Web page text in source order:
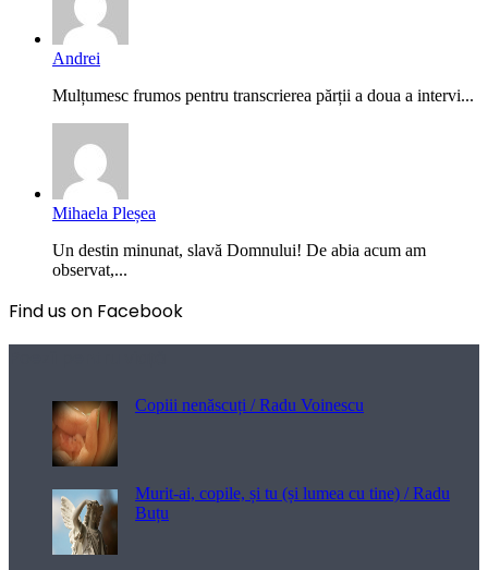
Andrei
Mulțumesc frumos pentru transcrierea părții a doua a intervi...
Mihaela Pleșea
Un destin minunat, slavă Domnului! De abia acum am
observat,...
Find us on Facebook
Copiii nenăscuți / Radu Voinescu
Murit-ai, copile, și tu (și lumea cu tine) / Radu
Buțu